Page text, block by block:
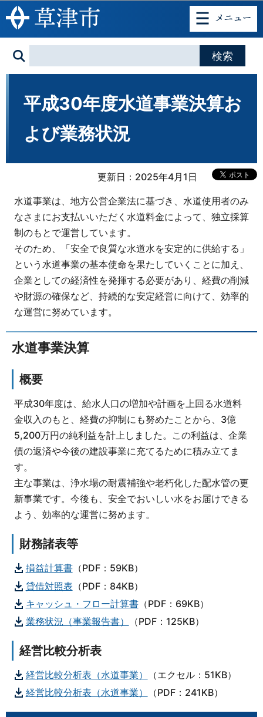
このページの本文へ移動
平成30年度水道事業決算お
よび業務状況
更新日：2025年4月1日
水道事業は、地方公営企業法に基づき、水道使用者のみ
なさまにお支払いいただく水道料金によって、独立採算
制のもとで運営しています。
そのため、「安全で良質な水道水を安定的に供給する」
という水道事業の基本使命を果たしていくことに加え、
企業としての経済性を発揮する必要があり、経費の削減
や財源の確保など、持続的な安定経営に向けて、効率的
な運営に努めています。
水道事業決算
概要
平成30年度は、給水人口の増加や計画を上回る水道料
金収入のもと、経費の抑制にも努めたことから、3億
5,200万円の純利益を計上しました。この利益は、企業
債の返済や今後の建設事業に充てるために積み立てま
す。
主な事業は、浄水場の耐震補強や老朽化した配水管の更
新事業です。今後も、安全でおいしい水をお届けできる
よう、効率的な運営に努めます。
財務諸表等
損益計算書（PDF：59KB）
貸借対照表 （PDF：84KB）
キャッシュ・フロー計算書（PDF：69KB）
業務状況（事業報告書）
（PDF：125KB）
経営比較分析表
経営比較分析表（水道事業）
（エクセル：51KB）
経営比較分析表（水道事業）
（PDF：241KB）